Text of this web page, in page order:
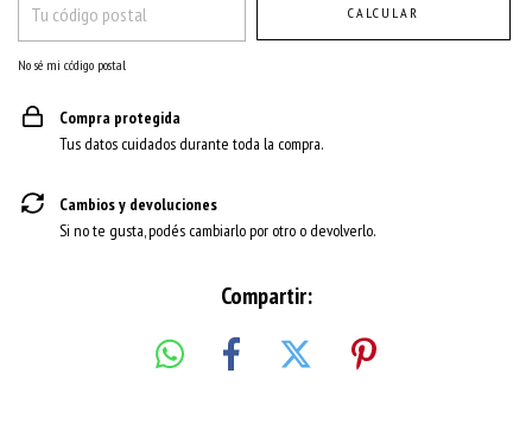
CALCULAR
No sé mi código postal
Compra protegida
Tus datos cuidados durante toda la compra.
Cambios y devoluciones
Si no te gusta, podés cambiarlo por otro o devolverlo.
Compartir: